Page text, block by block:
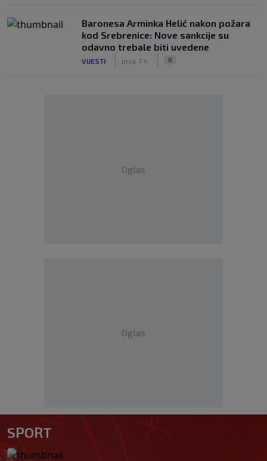
Baronesa Arminka Helić nakon požara
kod Srebrenice: Nove sankcije su
odavno trebale biti uvedene
VIJESTI prije 7 h 0
Oglas
Oglas
SPORT